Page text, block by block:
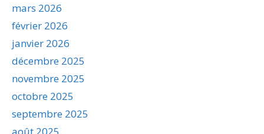
mars 2026
février 2026
janvier 2026
décembre 2025
novembre 2025
octobre 2025
septembre 2025
août 2025